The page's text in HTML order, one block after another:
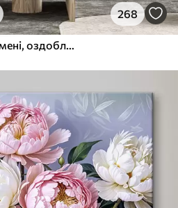
268
Пеалістичні естетичні камені, оздоблення будинку, природне освітлення